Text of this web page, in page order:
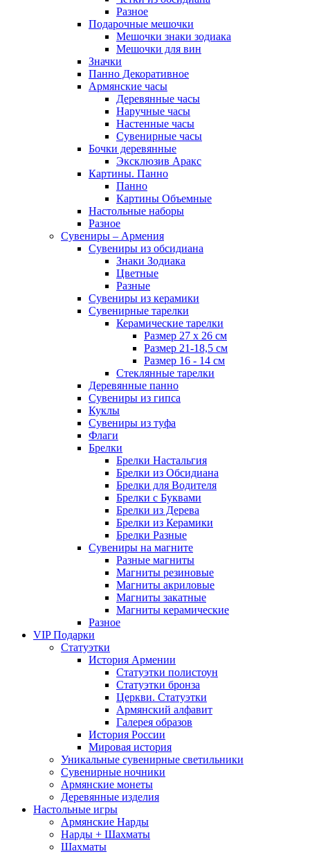
Разное
Подарочные мешочки
Мешочки знаки зодиака
Мешочки для вин
Значки
Панно Декоративное
Армянские часы
Деревянные часы
Наручные часы
Настенные часы
Сувенирные часы
Бочки деревянные
Эксклюзив Аракс
Картины. Панно
Панно
Картины Объемные
Настольные наборы
Разное
Сувениры – Армения
Сувениры из обсидиана
Знаки Зодиака
Цветные
Разные
Сувениры из керамики
Сувенирные тарелки
Керамические тарелки
Размер 27 х 26 см
Размер 21-18,5 см
Размер 16 - 14 см
Стеклянные тарелки
Деревянные панно
Сувениры из гипса
Куклы
Сувениры из туфа
Флаги
Брелки
Брелки Настальгия
Брелки из Обсидиана
Брелки для Водителя
Брелки с Буквами
Брелки из Дерева
Брелки из Керамики
Брелки Разные
Сувениры на магните
Разные магниты
Магниты резиновые
Магниты акриловые
Магниты закатные
Магниты керамические
Разное
VIP Подарки
Статуэтки
История Армении
Статуэтки полистоун
Статуэтки бронза
Церкви. Статуэтки
Армянский алфавит
Галерея образов
История России
Мировая история
Уникальные сувенирные светильники
Сувенирные ночники
Армянские монеты
Деревянные изделия
Настольные игры
Армянские Нарды
Нарды + Шахматы
Шахматы